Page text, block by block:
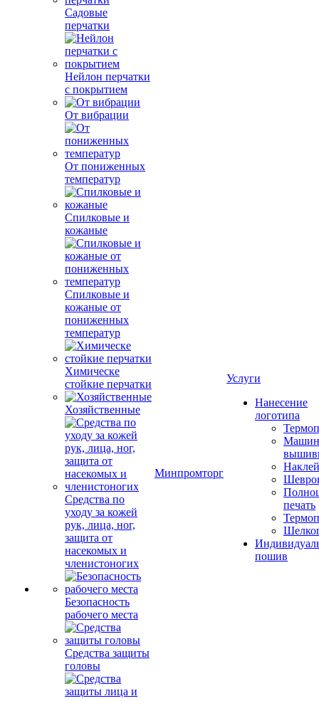
Садовые
перчатки
Нейлон перчатки
с покрытием
От вибрации
От пониженных
температур
Спилковые и
кожаные
Спилковые и
кожаные от
пониженных
температур
Химическе
стойкие перчатки
Хозяйственные
Средства по
уходу за кожей
рук, лица, ног,
защита от
насекомых и
членистоногих
Безопасность
рабочего места
Средства защиты
головы
Минпромторг
Услуги
Нанесение
логотипа
печать
пошив